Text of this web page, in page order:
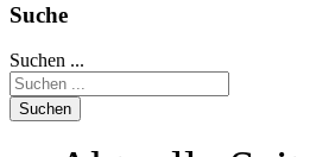
Suche
Suchen ...
Suchen